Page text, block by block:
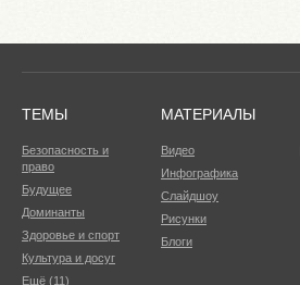
ТЕМЫ
Безопасность и
право
Будущее
Доминанты
Здоровье и спорт
Культура и досуг
Ещё (11)
МАТЕРИАЛЫ
Видео
Инфографика
Слайдшоу
Рисунки
Блоги